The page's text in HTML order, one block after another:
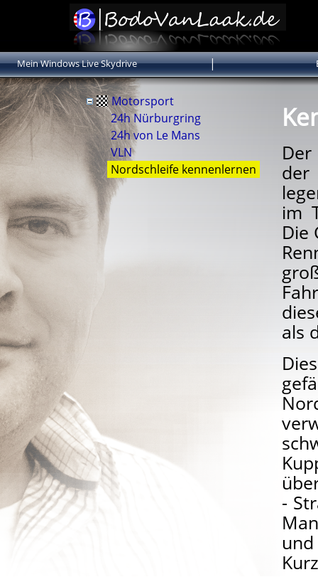
Motorsport
24h Nürburgring
24h von Le Mans
VLN
Nordschleife kennenlernen
im
Die
als
-
Mein Windows Live Skydrive |